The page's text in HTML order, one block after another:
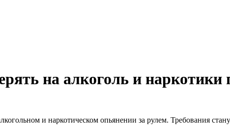
на алкоголь и наркотики
и наркотическом опьянении за рулем. Требования